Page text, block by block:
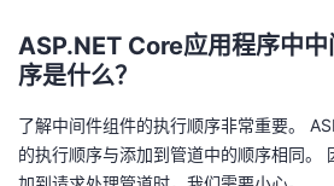
ASP.NET Core应用程序中
序是什么？
了解中间件组件的执行顺序非常重要。
的执行顺序与添加到管道中的顺序相同。